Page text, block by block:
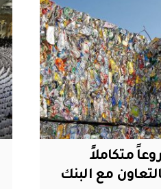
متكاملاً
مع البنك